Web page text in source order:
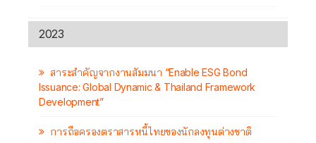
2023
สาระสำคัญจากงานสัมมนา “Enable ESG Bond
Issuance: Global Dynamic & Thailand Framework
Development”
การถือครองตราสารหนี้ไทยของนักลงทุนต่างชาติ